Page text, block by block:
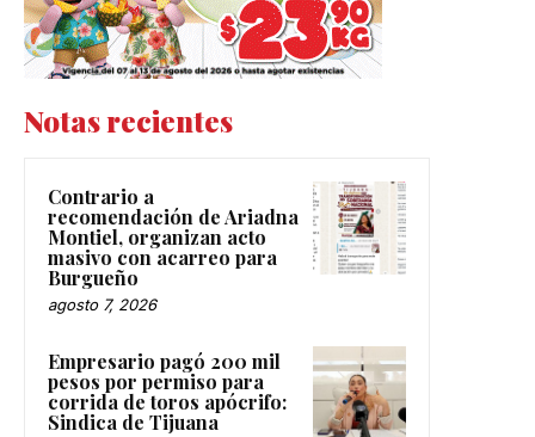
Notas recientes
Contrario a
recomendación de Ariadna
Montiel, organizan acto
masivo con acarreo para
Burgueño
agosto 7, 2026
Empresario pagó 200 mil
pesos por permiso para
corrida de toros apócrifo:
Sindica de Tijuana